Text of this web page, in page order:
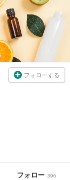
フォローする
フォロー 396